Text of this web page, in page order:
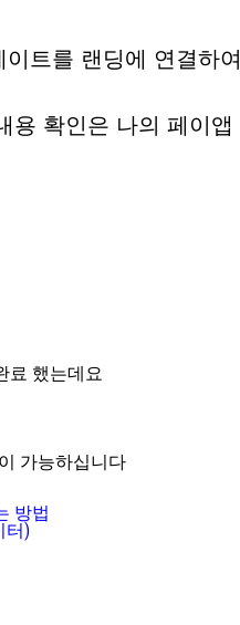
이트를 랜딩에 연결하
용 확인은 나의 페이
료 했는데요
가능하십니다
방법
터)